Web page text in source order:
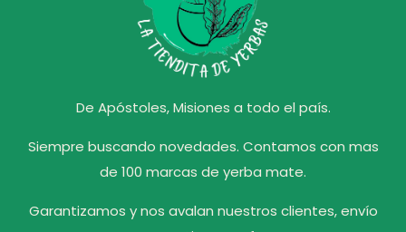
De Apóstoles, Misiones a todo el país.
Siempre buscando novedades. Contamos con mas
de 100 marcas de yerba mate.
Garantizamos y nos avalan nuestros clientes, envío